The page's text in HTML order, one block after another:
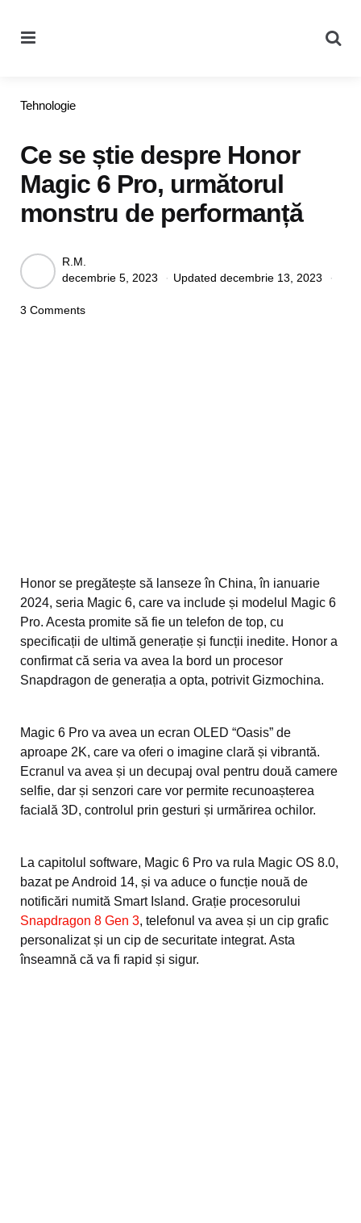
Categories
Tehnologie
Ce se știe despre Honor
Magic 6 Pro, următorul
monstru de performanță
Posted
by
R.M.
decembrie 5, 2023
Updated decembrie 13, 2023
3 Comments
Honor se pregătește să lanseze în China, în ianuarie
2024, seria Magic 6, care va include și modelul Magic 6
Pro. Acesta promite să fie un telefon de top, cu
specificații de ultimă generație și funcții inedite. Honor a
confirmat că seria va avea la bord un procesor
Snapdragon de generația a opta, potrivit Gizmochina.
Magic 6 Pro va avea un ecran OLED “Oasis” de
aproape 2K, care va oferi o imagine clară și vibrantă.
Ecranul va avea și un decupaj oval pentru două camere
selfie, dar și senzori care vor permite recunoașterea
facială 3D, controlul prin gesturi și urmărirea ochilor.
La capitolul software, Magic 6 Pro va rula Magic OS 8.0,
bazat pe Android 14, și va aduce o funcție nouă de
notificări numită Smart Island. Grație procesorului
Snapdragon 8 Gen 3, telefonul va avea și un cip grafic
personalizat și un cip de securitate integrat. Asta
înseamnă că va fi rapid și sigur.